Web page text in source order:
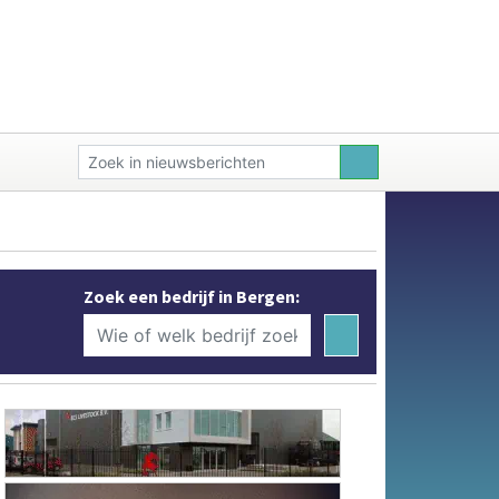
Zoek een bedrijf in Bergen: